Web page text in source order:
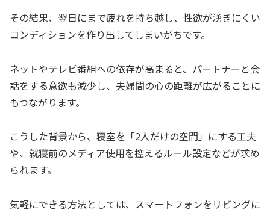
その結果、翌日にまで疲れを持ち越し、性欲が湧きにくい
コンディションを作り出してしまいがちです。
ネットやテレビ番組への依存が高まると、パートナーと会
話をする意欲も減少し、夫婦間の心の距離が広がることに
もつながります。
こうした背景から、寝室を「2人だけの空間」にする工夫
や、就寝前のメディア使用を控えるルール設定などが求め
られます。
気軽にできる方法としては、スマートフォンをリビングに